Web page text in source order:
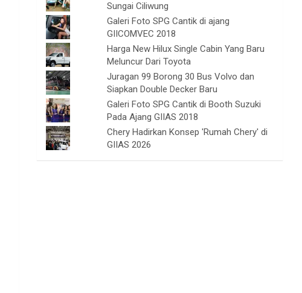
Sungai Ciliwung
Galeri Foto SPG Cantik di ajang
GIICOMVEC 2018
Harga New Hilux Single Cabin Yang Baru
Meluncur Dari Toyota
Juragan 99 Borong 30 Bus Volvo dan
Siapkan Double Decker Baru
Galeri Foto SPG Cantik di Booth Suzuki
Pada Ajang GIIAS 2018
Chery Hadirkan Konsep 'Rumah Chery' di
GIIAS 2026